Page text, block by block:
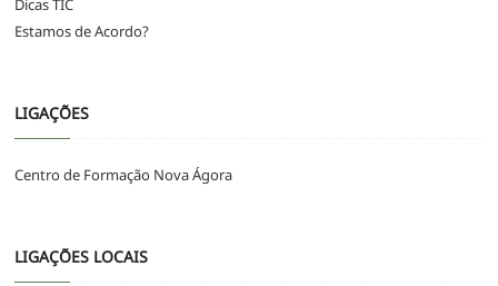
Dicas TIC
Estamos de Acordo?
LIGAÇÕES
Centro de Formação Nova Ágora
LIGAÇÕES LOCAIS